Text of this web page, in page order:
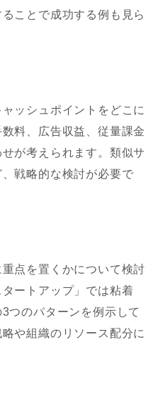
ことで成功する例も見ら
ッシュポイントをどこに
料、広告収益、従量課金
が考えられます。類似サ
戦略的な検討が必要で
点を置くかについて検討
ートアップ」では粘着
つのパターンを例示して
や組織のリソース配分に